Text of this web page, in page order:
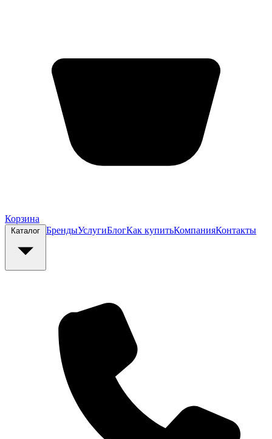
Корзина
Каталог БрендыУслугиБлогКак купитьКомпанияКонтакты